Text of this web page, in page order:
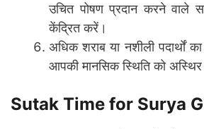
उचित पोषण प्रदान करने वाले
केंद्रित करें।
अधिक शराब या नशीली पदार्थों
आपकी मानसिक स्थिति को
Sutak Time for Surya